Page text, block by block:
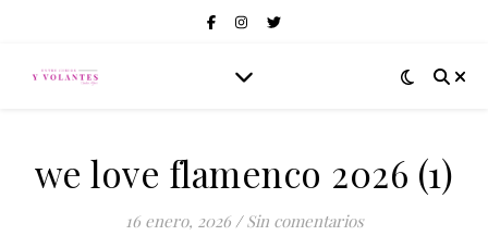
we love flamenco 2026 (1)
16 enero, 2026 / Sin comentarios